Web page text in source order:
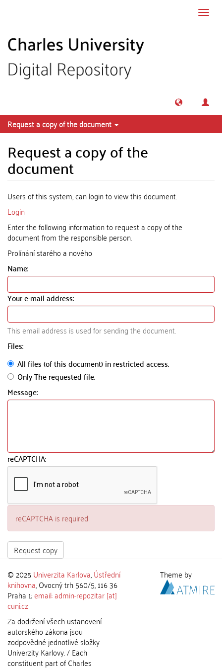
Request a copy of the document
Request a copy of the
document
Users of this system, can login to view this document.
Login
Enter the following information to request a copy of the
document from the responsible person.
Prolínání starého a nového
Name:
Your e-mail address:
This email address is used for sending the document.
Files:
All files (of this document) in restricted access.
Only The requested file.
Message:
reCAPTCHA:
reCAPTCHA is required
Request copy
© 2025 Univerzita Karlova,Ústřední
knihovna, Ovocný trh 560/5, 116 36
Praha 1;email: admin-repozitar [at]
cuni.cz
Za dodržení všech ustanovení
autorského zákona jsou
zodpovědné jednotlivé složky
Univerzity Karlovy. / Each
constituent part of Charles
Theme by